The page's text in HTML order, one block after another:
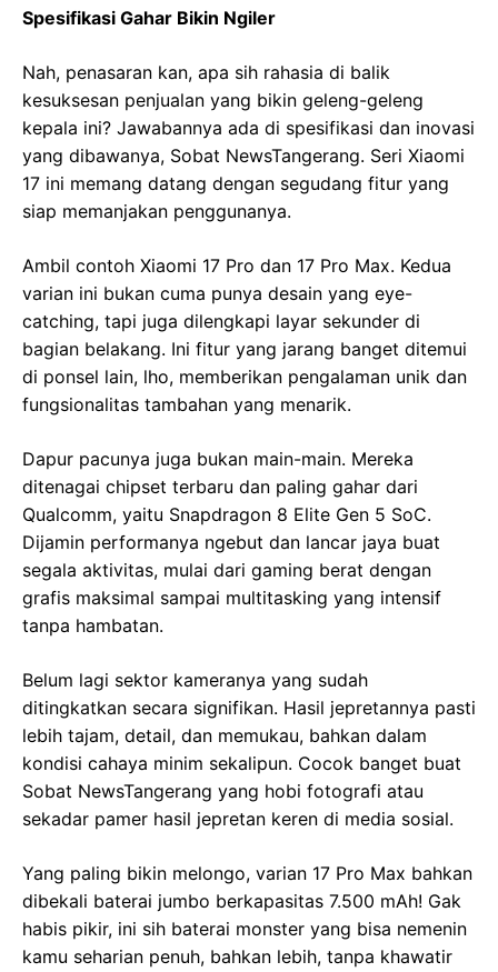
Spesifikasi Gahar Bikin Ngiler
Nah, penasaran kan, apa sih rahasia di balik
kesuksesan penjualan yang bikin geleng-geleng
kepala ini? Jawabannya ada di spesifikasi dan inovasi
yang dibawanya, Sobat NewsTangerang. Seri Xiaomi
17 ini memang datang dengan segudang fitur yang
siap memanjakan penggunanya.
Ambil contoh Xiaomi 17 Pro dan 17 Pro Max. Kedua
varian ini bukan cuma punya desain yang eye-
catching, tapi juga dilengkapi layar sekunder di
bagian belakang. Ini fitur yang jarang banget ditemui
di ponsel lain, lho, memberikan pengalaman unik dan
fungsionalitas tambahan yang menarik.
Dapur pacunya juga bukan main-main. Mereka
ditenagai chipset terbaru dan paling gahar dari
Qualcomm, yaitu Snapdragon 8 Elite Gen 5 SoC.
Dijamin performanya ngebut dan lancar jaya buat
segala aktivitas, mulai dari gaming berat dengan
grafis maksimal sampai multitasking yang intensif
tanpa hambatan.
Belum lagi sektor kameranya yang sudah
ditingkatkan secara signifikan. Hasil jepretannya pasti
lebih tajam, detail, dan memukau, bahkan dalam
kondisi cahaya minim sekalipun. Cocok banget buat
Sobat NewsTangerang yang hobi fotografi atau
sekadar pamer hasil jepretan keren di media sosial.
Yang paling bikin melongo, varian 17 Pro Max bahkan
dibekali baterai jumbo berkapasitas 7.500 mAh! Gak
habis pikir, ini sih baterai monster yang bisa nemenin
kamu seharian penuh, bahkan lebih, tanpa khawatir